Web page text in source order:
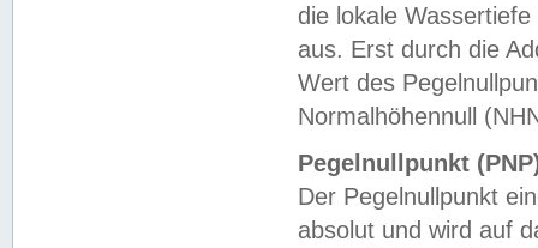
die lokale
aus. Erst durch die
Wert des
Normalhöhennull
Pegelnullpunkt
Der Pegelnullpunkt
absolut und wird auf